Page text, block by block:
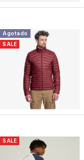
Agotado
SALE
SALE